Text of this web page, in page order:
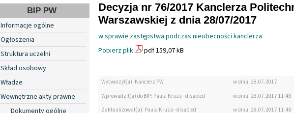
BIP PW
Informacje ogólne
Ogłoszenia
Struktura uczelni
Skład osobowy
Władze
Wewnętrzne akty prawne
Dokumenty ogólne
Decyzja nr 76/2017 Kanclerza
Warszawskiej z dnia 28/07/2017
w sprawie zastępstwa podczas nieobecności kanclerza
Pobierz plik
pdf 159,07 kB
Wytworzył(a): Kanclerz PW
w dniu: 28.07.2017
Wprowadził(a) do BIP: Paula Kruza - disabled
w dniu: 28.07.2017 11:48
Zaktualizował(a): Paula Kruza - disabled
w dniu: 28.07.2017 11:48